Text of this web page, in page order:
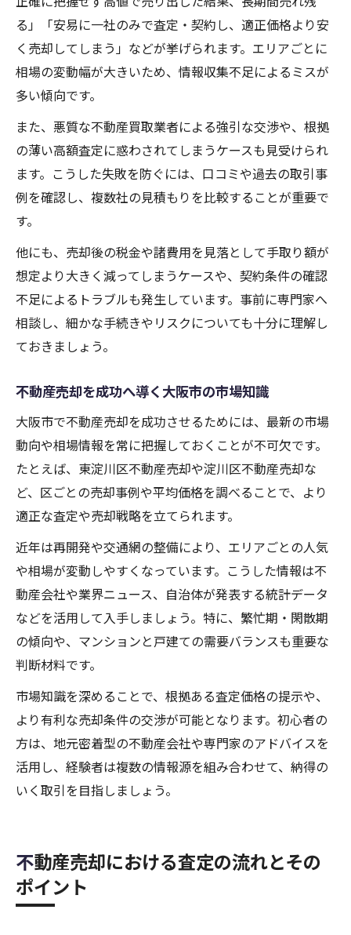
る」「安易に一社のみで査定・契約し、適正価格より安
く売却してしまう」などが挙げられます。エリアごとに
相場の変動幅が大きいため、情報収集不足によるミスが
多い傾向です。
また、悪質な不動産買取業者による強引な交渉や、根拠
の薄い高額査定に惑わされてしまうケースも見受けられ
ます。こうした失敗を防ぐには、口コミや過去の取引事
例を確認し、複数社の見積もりを比較することが重要で
す。
他にも、売却後の税金や諸費用を見落として手取り額が
想定より大きく減ってしまうケースや、契約条件の確認
不足によるトラブルも発生しています。事前に専門家へ
相談し、細かな手続きやリスクについても十分に理解し
ておきましょう。
不動産売却を成功へ導く大阪市の市場知識
大阪市で不動産売却を成功させるためには、最新の市場
動向や相場情報を常に把握しておくことが不可欠です。
たとえば、東淀川区不動産売却や淀川区不動産売却な
ど、区ごとの売却事例や平均価格を調べることで、より
適正な査定や売却戦略を立てられます。
近年は再開発や交通網の整備により、エリアごとの人気
や相場が変動しやすくなっています。こうした情報は不
動産会社や業界ニュース、自治体が発表する統計データ
などを活用して入手しましょう。特に、繁忙期・閑散期
の傾向や、マンションと戸建ての需要バランスも重要な
判断材料です。
市場知識を深めることで、根拠ある査定価格の提示や、
より有利な売却条件の交渉が可能となります。初心者の
方は、地元密着型の不動産会社や専門家のアドバイスを
活用し、経験者は複数の情報源を組み合わせて、納得の
いく取引を目指しましょう。
不動産売却における査定の流れとその
ポイント